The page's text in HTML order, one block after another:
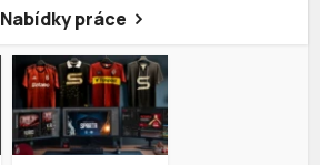
Nabídky práce